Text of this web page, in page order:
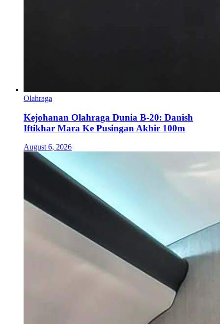
Olahraga
Kejohanan Olahraga Dunia B-20: Danish
Iftikhar Mara Ke Pusingan Akhir 100m
August 6, 2026